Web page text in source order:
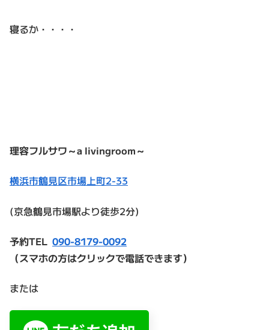
寝るか・・・・
理容フルサワ～a livingroom～
横浜市鶴見区市場上町2-33
(京急鶴見市場駅より徒歩2分)
予約TEL 090-8179-0092
（スマホの方はクリックで電話できます）
または